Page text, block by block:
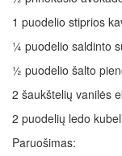
1 puodelio stiprios
¼ puodelio saldinto
½ puodelio šalto
2 šaukštelių vanilės
2 puodelių ledo
Paruošimas: